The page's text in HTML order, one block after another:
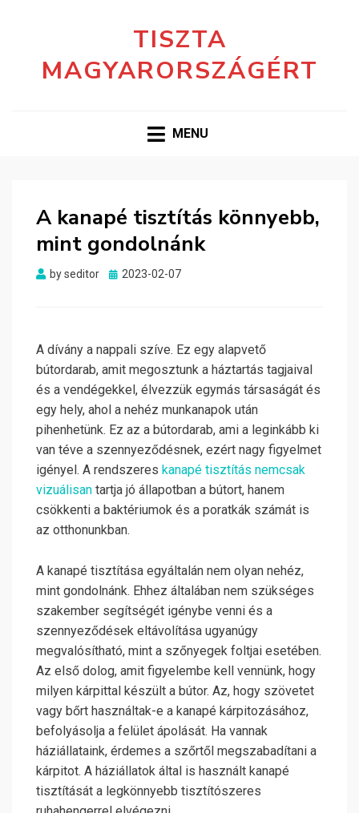
TISZTA
MAGYARORSZÁGÉRT
MENU
A kanapé tisztítás könnyebb,
mint gondolnánk
byseditor
Posted
2023-02-07
A dívány a nappali szíve. Ez egy alapvető
bútordarab, amit megosztunk a háztartás tagjaival
és a vendégekkel, élvezzük egymás társaságát és
egy hely, ahol a nehéz munkanapok után
pihenhetünk. Ez az a bútordarab, ami a leginkább ki
van téve a szennyeződésnek, ezért nagy figyelmet
igényel. A rendszeres kanapé tisztítás nemcsak
vizuálisan tartja jó állapotban a bútort, hanem
csökkenti a baktériumok és a poratkák számát is
az otthonunkban.
A kanapé tisztítása egyáltalán nem olyan nehéz,
mint gondolnánk. Ehhez általában nem szükséges
szakember segítségét igénybe venni és a
szennyeződések eltávolítása ugyanúgy
megvalósítható, mint a szőnyegek foltjai esetében.
Az első dolog, amit figyelembe kell vennünk, hogy
milyen kárpittal készült a bútor. Az, hogy szövetet
vagy bőrt használtak-e a kanapé kárpitozásához,
befolyásolja a felület ápolását. Ha vannak
háziállataink, érdemes a szőrtől megszabadítani a
kárpitot. A háziállatok által is használt kanapé
tisztítását a legkönnyebb tisztítószeres